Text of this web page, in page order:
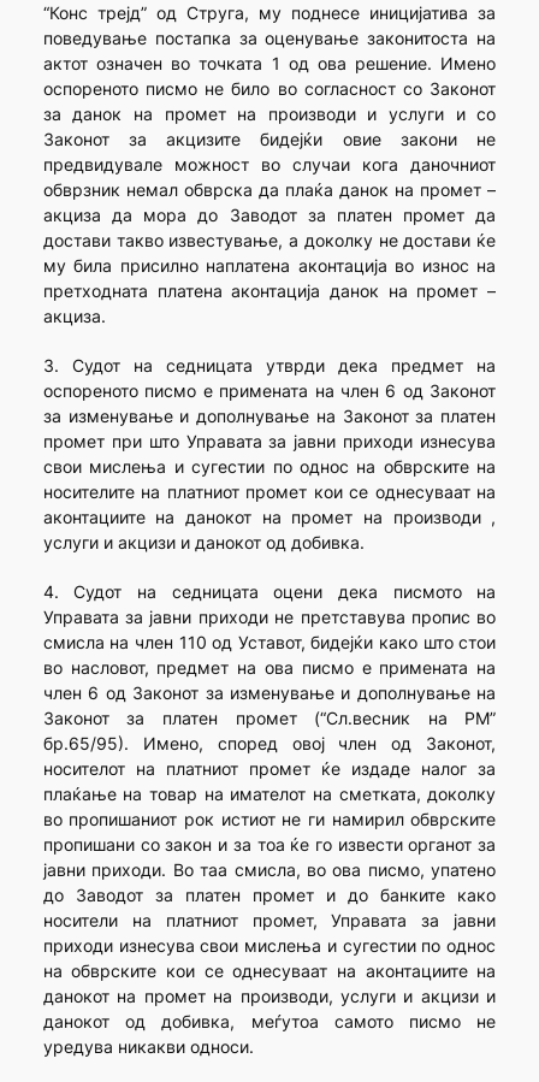
“Конс трејд” од Струга, му поднесе иницијатива за
поведување постапка за оценување законитоста на
актот означен во точката 1 од ова решение. Имено
оспореното писмо не било во согласност со Законот
за данок на промет на производи и услуги и со
Законот за акцизите бидејќи овие закони не
предвидувале можност во случаи кога даночниот
обврзник немал обврска да плаќа данок на промет –
акциза да мора до Заводот за платен промет да
достави такво известување, а доколку не достави ќе
му била присилно наплатена аконтација во износ на
претходната платена аконтација данок на промет –
акциза.
3. Судот на седницата утврди дека предмет на
оспореното писмо е примената на член 6 од Законот
за изменување и дополнување на Законот за платен
промет при што Управата за јавни приходи изнесува
свои мислења и сугестии по однос на обврските на
носителите на платниот промет кои се однесуваат на
аконтациите на данокот на промет на производи ,
услуги и акцизи и данокот од добивка.
4. Судот на седницата оцени дека писмото на
Управата за јавни приходи не претставува пропис во
смисла на член 110 од Уставот, бидејќи како што стои
во насловот, предмет на ова писмо е примената на
член 6 од Законот за изменување и дополнување на
Законот за платен промет (“Сл.весник на РМ”
бр.65/95). Имено, според овој член од Законот,
носителот на платниот промет ќе издаде налог за
плаќање на товар на имателот на сметката, доколку
во пропишаниот рок истиот не ги намирил обврските
пропишани со закон и за тоа ќе го извести органот за
јавни приходи. Во таа смисла, во ова писмо, упатено
до Заводот за платен промет и до банките како
носители на платниот промет, Управата за јавни
приходи изнесува свои мислења и сугестии по однос
на обврските кои се однесуваат на аконтациите на
данокот на промет на производи, услуги и акцизи и
данокот од добивка, меѓутоа самото писмо не
уредува никакви односи.